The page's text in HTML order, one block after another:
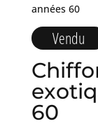
années 60
Vendu
60